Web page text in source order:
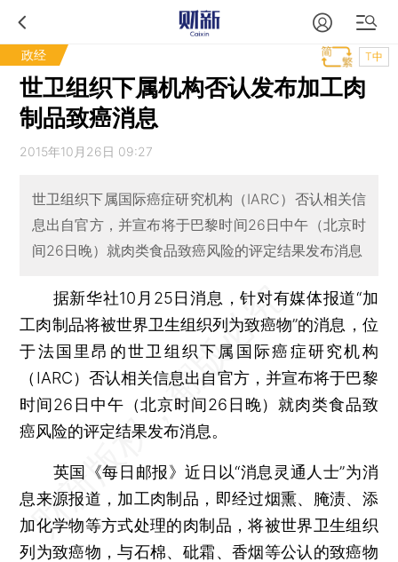
政经 T中
世卫组织下属机构否认发布加工肉
制品致癌消息
2015年10月26日 09:27
世卫组织下属国际癌症研究机构（IARC）否认相关信
息出自官方，并宣布将于巴黎时间26日中午（北京时
间26日晚）就肉类食品致癌风险的评定结果发布消息
据新华社10月25日消息，针对有媒体报道“加
工肉制品将被世界卫生组织列为致癌物”的消息，位
于法国里昂的世卫组织下属国际癌症研究机构
（IARC）否认相关信息出自官方，并宣布将于巴黎
时间26日中午（北京时间26日晚）就肉类食品致
癌风险的评定结果发布消息。
英国《每日邮报》近日以“消息灵通人士”为消
息来源报道，加工肉制品，即经过烟熏、腌渍、添
加化学物等方式处理的肉制品，将被世界卫生组织
列为致癌物，与石棉、砒霜、香烟等公认的致癌物